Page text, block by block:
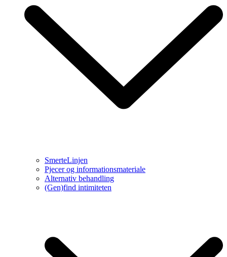
SmerteLinjen
Pjecer og informationsmateriale
Alternativ behandling
(Gen)find intimiteten